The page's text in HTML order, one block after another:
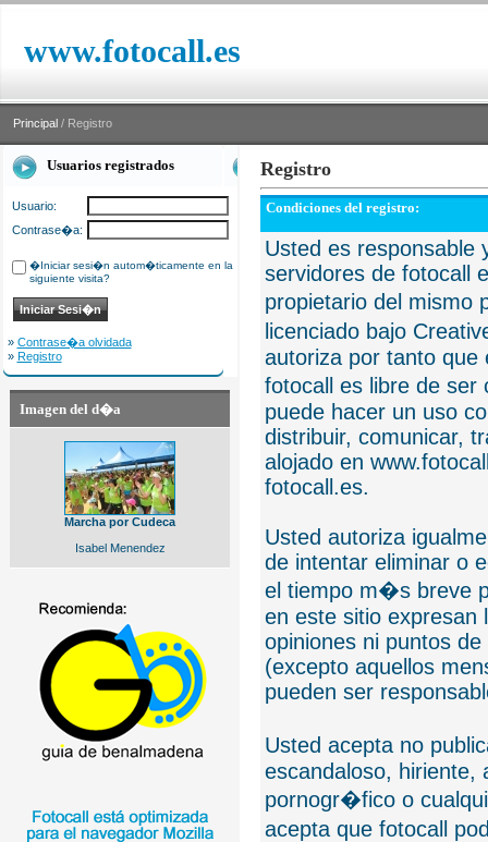
www.fotocall.es
Principal / Registro
Usuarios registrados
Usuario:
Contrase�a:
�Iniciar sesi�n autom�ticamente en la
siguiente visita?
» Contrase�a olvidada
» Registro
Imagen del d�a
Marcha por Cudeca
Isabel Menendez
Registro
Condiciones del registro:
Usted es responsable
servidores de fotocall
propietario del mismo
licenciado bajo
autoriza por tanto que
fotocall es libre de
puede hacer un uso
distribuir, comunicar,
alojado en
fotocall.es.
Usted autoriza
de intentar eliminar o
el tiempo m�s breve
en este sitio expresan
opiniones ni puntos
(excepto aquellos
pueden ser
Usted acepta no
escandaloso, hiriente,
pornogr�fico o
acepta que fotocall